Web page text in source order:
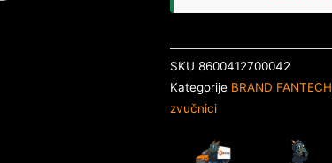
količina
SKU8600412700042
Kategorije BRAND FANTECH
zvučnici